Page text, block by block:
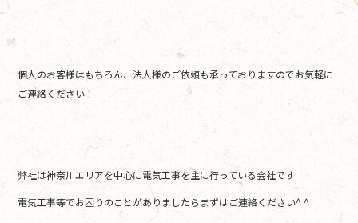
個人のお客様はもちろん、法人様のご依頼も承っておりますのでお気軽に
ご連絡ください！
弊社は神奈川エリアを中心に電気工事を主に行っている会社です
電気工事等でお困りのことがありましたらまずはご連絡ください^ ^